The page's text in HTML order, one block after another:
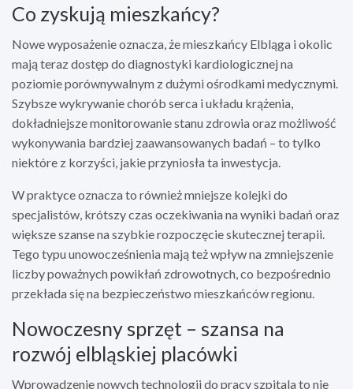
Co zyskują mieszkańcy?
Nowe wyposażenie oznacza, że mieszkańcy Elbląga i okolic
mają teraz dostęp do diagnostyki kardiologicznej na
poziomie porównywalnym z dużymi ośrodkami medycznymi.
Szybsze wykrywanie chorób serca i układu krążenia,
dokładniejsze monitorowanie stanu zdrowia oraz możliwość
wykonywania bardziej zaawansowanych badań – to tylko
niektóre z korzyści, jakie przyniosła ta inwestycja.
W praktyce oznacza to również mniejsze kolejki do
specjalistów, krótszy czas oczekiwania na wyniki badań oraz
większe szanse na szybkie rozpoczęcie skutecznej terapii.
Tego typu unowocześnienia mają też wpływ na zmniejszenie
liczby poważnych powikłań zdrowotnych, co bezpośrednio
przekłada się na bezpieczeństwo mieszkańców regionu.
Nowoczesny sprzęt – szansa na
rozwój elbląskiej placówki
Wprowadzenie nowych technologii do pracy szpitala to nie